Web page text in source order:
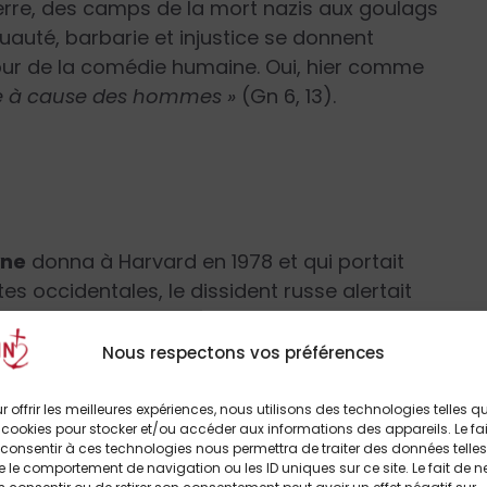
Nous respectons vos préférences
offrir les meilleures expériences, nous utilisons des technologies telles
pour stocker et/ou accéder aux informations des appareils. Le
à ces technologies nous permettra de traiter des données telles
le comportement de navigation ou les ID uniques sur ce site. Le fait de
des camps de la mort nazis aux goulags
barbarie et injustice se donnent
de la comédie humaine. Oui, hier comme
à cause des hommes » (Gn 6, 13).
donna à Harvard en 1978 et qui portait
occidentales, le dissident russe alertait
grande valeur se trouve confisqué par
ne pas savoir, de ne pas voir son âme
les paroles vaines. Une personne qui
absolument pas besoin de ce flot pesant